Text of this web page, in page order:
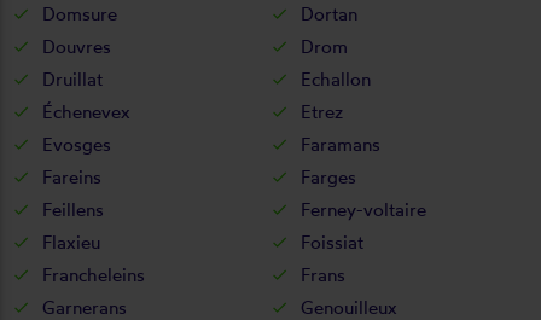
Domsure
Dortan
Douvres
Drom
Druillat
Echallon
Échenevex
Etrez
Evosges
Faramans
Fareins
Farges
Feillens
Ferney-voltaire
Flaxieu
Foissiat
Francheleins
Frans
Garnerans
Genouilleux